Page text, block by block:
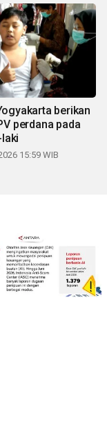
berikan
perdana pada
15:59 WIB